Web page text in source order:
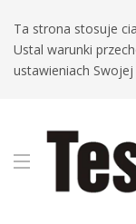
Ta strona stosuje
Ustal warunki
ustawieniach Swojej